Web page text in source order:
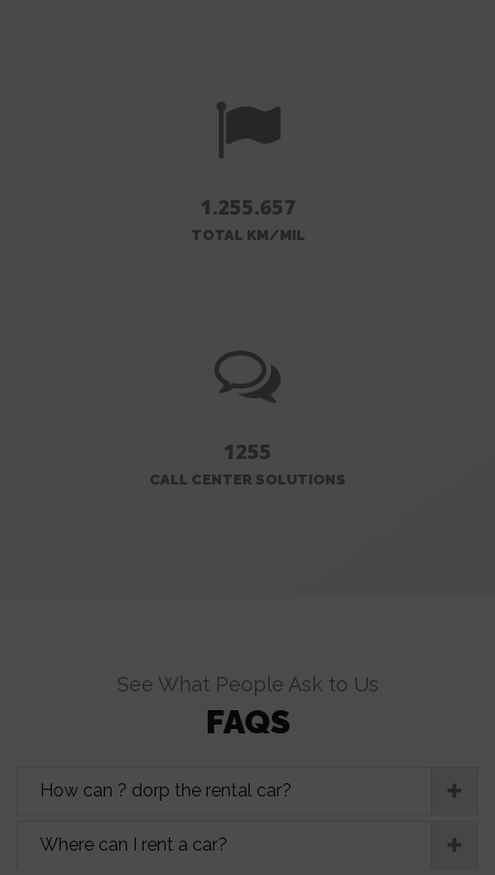
1.255.657
TOTAL KM/MIL
1255
CALL CENTER SOLUTIONS
See What People Ask to Us
FAQS
How can ? dorp the rental car?
Where can I rent a car?